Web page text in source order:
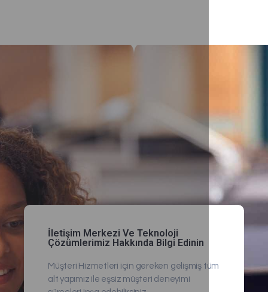
İletişim Merkezi Ve Teknoloji
Çözümlerimiz Hakkında Bilgi Edinin
Müşteri Hizmetleri için gereken gelişmiş tüm
alt yapımız ile eşsiz müşteri deneyimi